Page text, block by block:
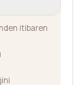
itibaren